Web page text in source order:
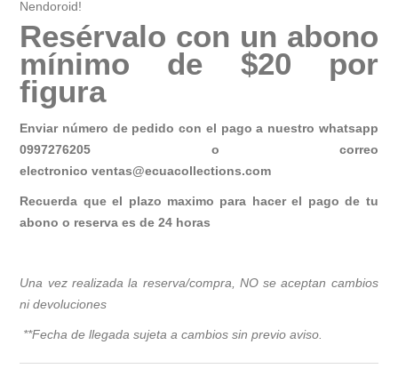
Nendoroid!
Resérvalo con un abono
mínimo de $20 por
figura
Enviar número de pedido con el pago a nuestro whatsapp
0997276205 o correo
electronicoventas@ecuacollections.com
Recuerda que el plazo maximo para hacer el pago de tu
abono o reserva es de 24 horas
Una vez realizada la reserva/compra, NO se aceptan cambios
ni devoluciones
**Fecha de llegada sujeta a cambios sin previo aviso.